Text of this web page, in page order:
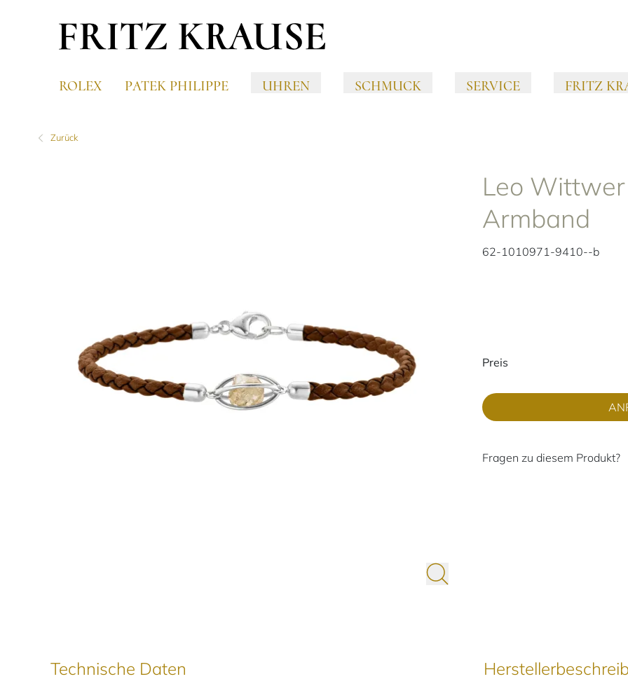
ROLEX PATEK PHILIPPE UHREN SCHMUCK SERVICE FRITZ
Zurück
Leo
Armband
62-1010971-9410--b
Preis
Fragen zu diesem Produkt?
Technische Daten